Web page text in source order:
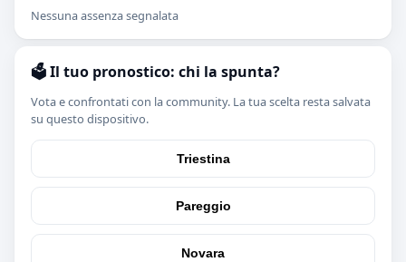
Nessuna assenza segnalata
🗳️ Il tuo pronostico: chi la spunta?
Vota e confrontati con la community. La tua scelta resta salvata
su questo dispositivo.
Triestina
Pareggio
Novara